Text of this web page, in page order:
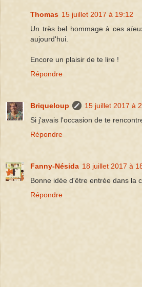
Thomas 15 juillet 2017 à 19:12
Un très bel hommage à ces
aujourd'hui.
Encore un plaisir de te lire !
Répondre
Briqueloup
15 juillet 2017 à
Si j'avais l'occasion de te
Répondre
Fanny-Nésida 18 juillet 2017 à
Bonne idée d'être entrée dans la
Répondre